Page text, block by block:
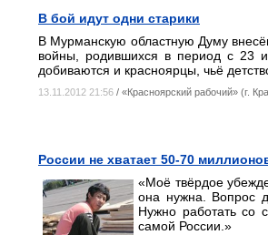
В бой идут одни старики
В Мурманскую областную Думу
войны, родившихся в период с 23
добиваются и красноярцы, чьё
13.11.2012 21:56 / «Красноярский рабочий» (г.
России не хватает 50-70
«Моё твёрдое
она нужна. Вопрос
Нужно работать со
самой России.»